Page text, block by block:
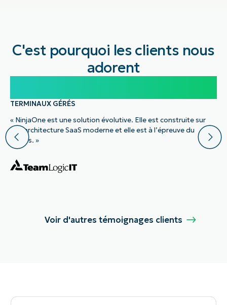
C'est pourquoi les clients nous
adorent
TERMINAUX GÉRÉS
« NinjaOne est une solution évolutive. Elle est construite sur
une architecture SaaS moderne et elle est à l’épreuve du
temps. »
Voir d'autres témoignages clients